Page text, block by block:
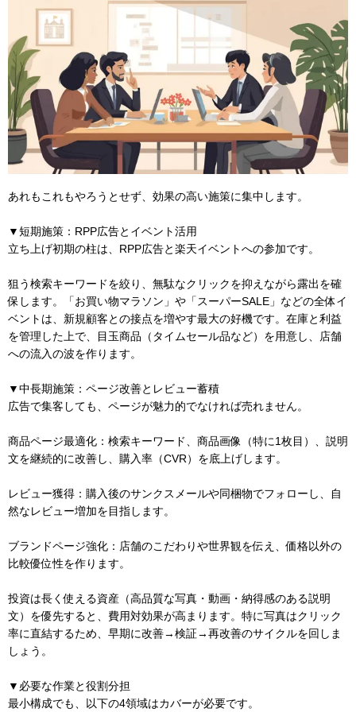
あれもこれもやろうとせず、効果の高い施策に集中します。
▼短期施策：RPP広告とイベント活用
立ち上げ初期の柱は、RPP広告と楽天イベントへの参加です。
狙う検索キーワードを絞り、無駄なクリックを抑えながら露出を確
保します。「お買い物マラソン」や「スーパーSALE」などの全体イ
ベントは、新規顧客との接点を増やす最大の好機です。在庫と利益
を管理した上で、目玉商品（タイムセール品など）を用意し、店舗
への流入の波を作ります。
▼中長期施策：ページ改善とレビュー蓄積
広告で集客しても、ページが魅力的でなければ売れません。
商品ページ最適化：検索キーワード、商品画像（特に1枚目）、説明
文を継続的に改善し、購入率（CVR）を底上げします。
レビュー獲得：購入後のサンクスメールや同梱物でフォローし、自
然なレビュー増加を目指します。
ブランドページ強化：店舗のこだわりや世界観を伝え、価格以外の
比較優位性を作ります。
投資は長く使える資産（高品質な写真・動画・納得感のある説明
文）を優先すると、費用対効果が高まります。特に写真はクリック
率に直結するため、早期に改善→検証→再改善のサイクルを回しま
しょう。
▼必要な作業と役割分担
最小構成でも、以下の4領域はカバーが必要です。